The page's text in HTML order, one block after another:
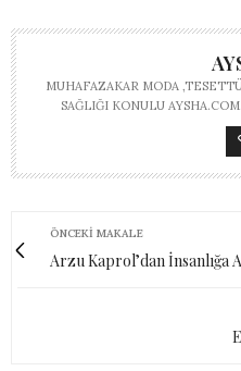
MUHAFAZAKAR MODA
SAĞLIĞI KONULU
ÖNCEKI MAKALE
Arzu Kaprol’dan İnsanlığa